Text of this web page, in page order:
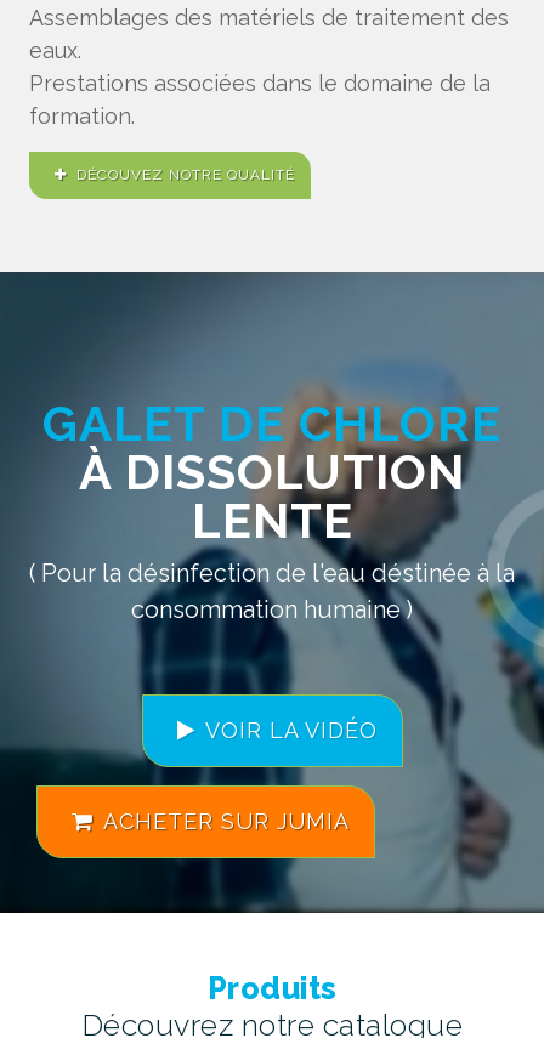
Assemblages des matériels de traitement des
eaux.
Prestations associées dans le domaine de la
formation.
DÉCOUVEZ NOTRE QUALITÉ
GALET DE CHLORE
À DISSOLUTION
LENTE
( Pour la désinfection de l'eau déstinée à la
consommation humaine )
VOIR LA VIDÉO
ACHETER SUR JUMIA
Produits
Découvrez notre catalogue